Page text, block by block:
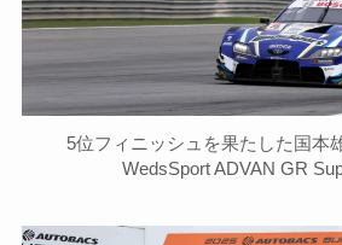
5位フィニッシュを果たした国本
WedsSport ADVAN GR